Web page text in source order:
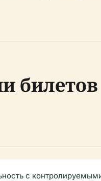
билетов
с